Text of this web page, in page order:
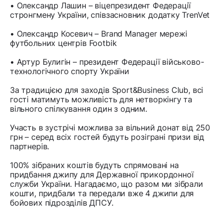
• Олександр Лашин – віцепрезидент Федерації
стронгмену України, співзасновник додатку TrenVet
• Олександр Косевич – Brand Manager мережі
футбольних центрів Footbik
• Артур Булигін – президент Федерації військово-
технологічного спорту України
За традицією для заходів Sport&Business Club, всі
гості матимуть можливість для нетворкінгу та
вільного спілкування один з одним.
Участь в зустрічі можлива за вільний донат від 250
грн – серед всіх гостей будуть розіграні призи від
партнерів.
100% зібраних коштів будуть спрямовані на
придбання джипу для Державної прикордонної
служби України. Нагадаємо, що разом ми зібрали
кошти, придбали та передали вже 4 джипи для
бойових підрозділів ДПСУ.